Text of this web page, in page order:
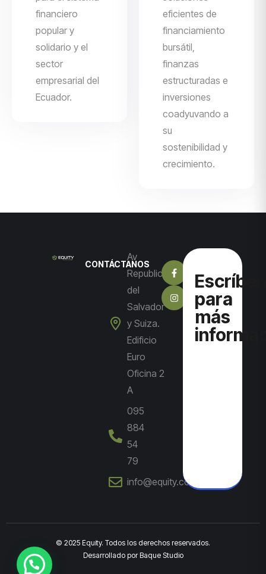
financiero
popular y
solidario y el
sector
empresarial del
Ecuador.
eficientes de
financiamiento
bursátil,
finanzas
estructuradas e
inversiones
coadyuvando a
su
sostenibilidad y
crecimiento.
CONTÁCTANOS
Av
Republica
del
Salvador
y Suiza.
Edificio
Euro
Oficina 2
A
095
884
54
79
info@equity.com.ec
para
más
© 2025 Equity. Todos los derechos reservados.
Desarrollado por Baque Studio